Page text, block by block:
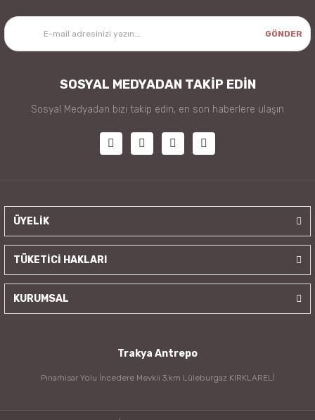
GÖNDER
SOSYAL MEDYADAN TAKİP EDİN
Sosyal Medyadan bizi takip edin, en son haberlere ulaşın
ÜYELİK
TÜKETİCİ HAKLARI
KURUMSAL
Trakya Antrepo
Pınarhisar Yolu İncedere Mevkii 3.km Lüleburgaz KIRKLARELİ